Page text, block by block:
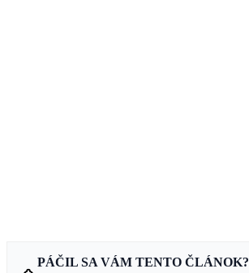
PÁČIL SA VÁM TENTO ČLÁNOK?